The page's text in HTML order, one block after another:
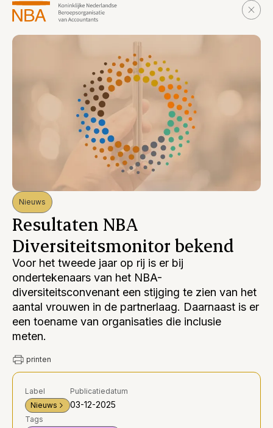
Nieuws
Resultaten NBA
Diversiteitsmonitor bekend
Voor het tweede jaar op rij is er bij
ondertekenaars van het NBA-
diversiteitsconvenant een stijging te zien van het
aantal vrouwen in de partnerlaag. Daarnaast is er
een toename van organisaties die inclusie
meten.
printen
Label
Nieuws
Publicatiedatum
03-12-2025
Tags